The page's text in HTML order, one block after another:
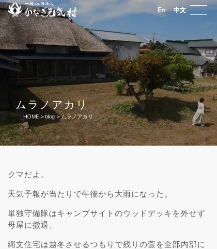
En 中文
ムラノアカリ
HOME > blog > ムラノアカリ
クマだよ。
天気予報が当たりで午後から大雨になった。
単独守備隊はキャンプサイトのウッドデッキを外せず
母屋に撤退。
縄文住宅は越冬させるつもりで残りの萱を全部内部に